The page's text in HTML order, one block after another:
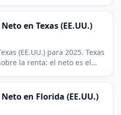
en Texas (EE.UU.)
(EE.UU.) para 2025. Texas
la renta: el neto es el
en Florida (EE.UU.)